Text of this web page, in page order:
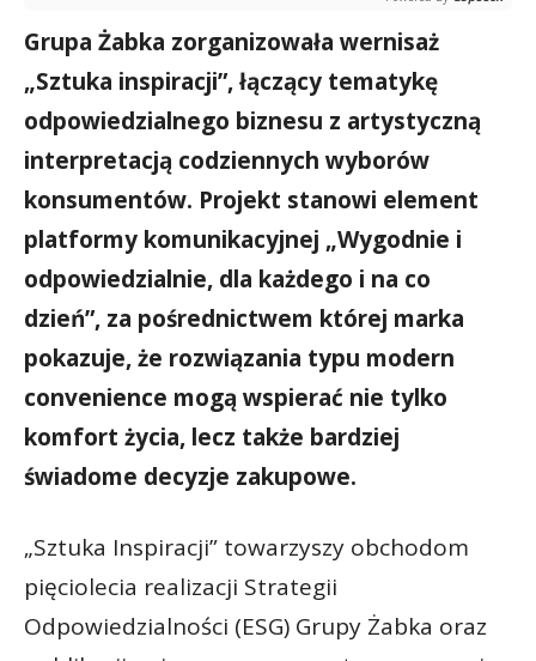
Grupa Żabka zorganizowała wernisaż
„Sztuka inspiracji”, łączący tematykę
odpowiedzialnego biznesu z artystyczną
interpretacją codziennych wyborów
konsumentów. Projekt stanowi element
platformy komunikacyjnej „Wygodnie i
odpowiedzialnie, dla każdego i na co
dzień”, za pośrednictwem której marka
pokazuje, że rozwiązania typu modern
convenience mogą wspierać nie tylko
komfort życia, lecz także bardziej
świadome decyzje zakupowe.
„Sztuka Inspiracji” towarzyszy obchodom
pięciolecia realizacji Strategii
Odpowiedzialności (ESG) Grupy Żabka oraz